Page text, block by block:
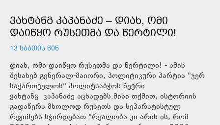
ᲕᲐᲮᲢᲐᲜᲒ ᲙᲐᲞᲐᲜᲐᲫᲔ – ᲓᲘᲐᲮ, ᲝᲛᲘ
ᲓᲐᲘᲬᲧᲝ ᲠᲣᲡᲔᲗᲛᲐ ᲓᲐ ᲬᲔᲠᲢᲘᲚᲘ!
13 ᲡᲐᲐᲗᲘᲡ ᲬᲘᲜ
დიახ, ომი დაიწყო რუსეთმა და წერტილი! - ამის
შესახებ გენერალ-მაიორი, პოლიტიკური პარტია "ჯერ
საქართველოს" პოლიტსაბჭოს წევრი
ვახტანგ კაპანაძე აცხადებს.მისი თქმით, ისტორიის
გადაწერა მხოლოდ რუსეთს და სეპარატისტულ
რეჟიმებს სჭირდებათ."რეალობა კი არის ის, რომ